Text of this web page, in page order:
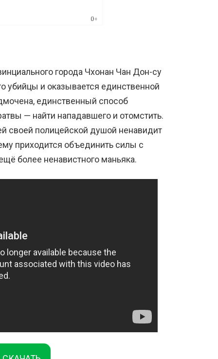
города Чхонан Чан Дон-су
убийцы и оказывается единственной
единственный способ
— найти нападавшего и отомстить.
своей полицейской душой ненавидит
приходится объединить силы с
более ненавистного маньяка.